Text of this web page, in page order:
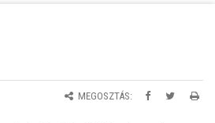
MEGOSZTÁS: